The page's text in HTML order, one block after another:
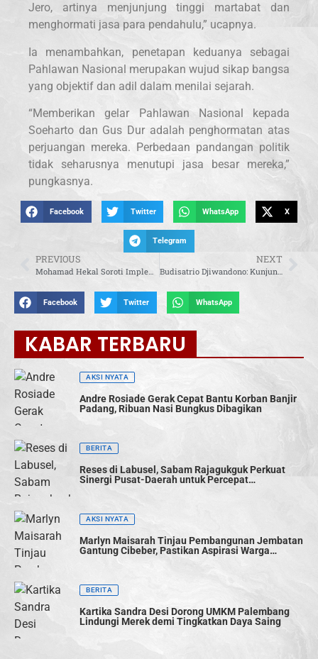
Jero, artinya menjunjung tinggi martabat dan
menghormati jasa para pendahulu,” ucapnya.
Ia menambahkan, penetapan keduanya sebagai
Pahlawan Nasional merupakan wujud sikap bangsa
yang objektif dan adil dalam menilai sejarah.
“Memberikan gelar Pahlawan Nasional kepada
Soeharto dan Gus Dur adalah penghormatan atas
perjuangan mereka. Perbedaan pandangan politik
tidak seharusnya menutupi jasa besar mereka,”
pungkasnya.
Facebook Twitter WhatsApp X
Telegram
PREVIOUS NEXT
Facebook Twitter WhatsApp
KABAR TERBARU
AKSI NYATA
Andre Rosiade Gerak Cepat Bantu Korban Banjir
Padang, Ribuan Nasi Bungkus Dibagikan
BERITA
Reses di Labusel, Sabam Rajagukguk Perkuat
Sinergi Pusat-Daerah untuk Percepat
AKSI NYATA
Marlyn Maisarah Tinjau Pembangunan Jembatan
Gantung Cibeber, Pastikan Aspirasi Warga
BERITA
Kartika Sandra Desi Dorong UMKM Palembang
Lindungi Merek demi Tingkatkan Daya Saing